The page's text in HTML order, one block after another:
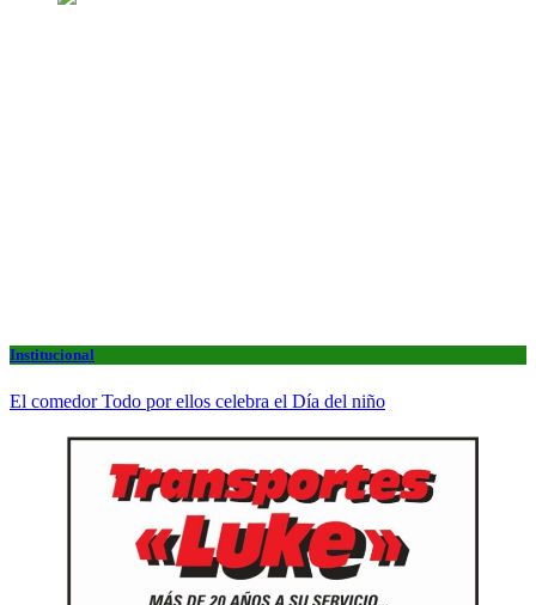
Institucional
El comedor Todo por ellos celebra el Día del niño